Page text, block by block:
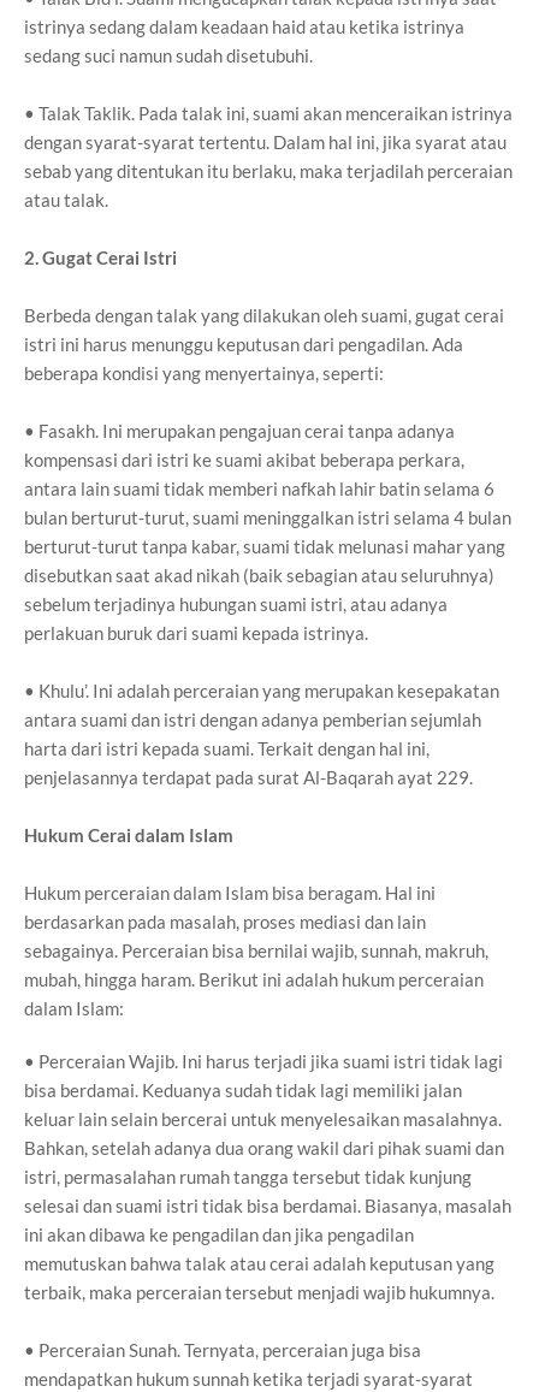
istrinya sedang dalam keadaan haid atau ketika istrinya
sedang suci namun sudah disetubuhi.
• Talak Taklik. Pada talak ini, suami akan menceraikan istrinya
dengan syarat-syarat tertentu. Dalam hal ini, jika syarat atau
sebab yang ditentukan itu berlaku, maka terjadilah perceraian
atau talak.
2. Gugat Cerai Istri
Berbeda dengan talak yang dilakukan oleh suami, gugat cerai
istri ini harus menunggu keputusan dari pengadilan. Ada
beberapa kondisi yang menyertainya, seperti:
• Fasakh. Ini merupakan pengajuan cerai tanpa adanya
kompensasi dari istri ke suami akibat beberapa perkara,
antara lain suami tidak memberi nafkah lahir batin selama 6
bulan berturut-turut, suami meninggalkan istri selama 4 bulan
berturut-turut tanpa kabar, suami tidak melunasi mahar yang
disebutkan saat akad nikah (baik sebagian atau seluruhnya)
sebelum terjadinya hubungan suami istri, atau adanya
perlakuan buruk dari suami kepada istrinya.
• Khulu’. Ini adalah perceraian yang merupakan kesepakatan
antara suami dan istri dengan adanya pemberian sejumlah
harta dari istri kepada suami. Terkait dengan hal ini,
penjelasannya terdapat pada surat Al-Baqarah ayat 229.
Hukum Cerai dalam Islam
Hukum perceraian dalam Islam bisa beragam. Hal ini
berdasarkan pada masalah, proses mediasi dan lain
sebagainya. Perceraian bisa bernilai wajib, sunnah, makruh,
mubah, hingga haram. Berikut ini adalah hukum perceraian
dalam Islam:
• Perceraian Wajib. Ini harus terjadi jika suami istri tidak lagi
bisa berdamai. Keduanya sudah tidak lagi memiliki jalan
keluar lain selain bercerai untuk menyelesaikan masalahnya.
Bahkan, setelah adanya dua orang wakil dari pihak suami dan
istri, permasalahan rumah tangga tersebut tidak kunjung
selesai dan suami istri tidak bisa berdamai. Biasanya, masalah
ini akan dibawa ke pengadilan dan jika pengadilan
memutuskan bahwa talak atau cerai adalah keputusan yang
terbaik, maka perceraian tersebut menjadi wajib hukumnya.
• Perceraian Sunah. Ternyata, perceraian juga bisa
mendapatkan hukum sunnah ketika terjadi syarat-syarat